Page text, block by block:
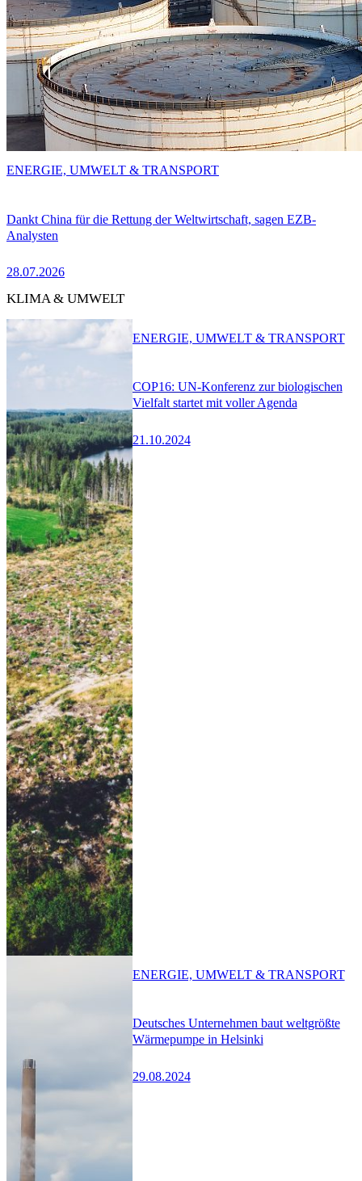
Dankt China für die Rettung der Weltwirtschaft, sagen EZB-
Analysten
28.07.2026
ENERGIE, UMWELT & TRANSPORT
KLIMA & UMWELT
COP16: UN-Konferenz zur biologischen
Vielfalt startet mit voller Agenda
21.10.2024
ENERGIE, UMWELT & TRANSPORT
Deutsches Unternehmen baut weltgrößte
Wärmepumpe in Helsinki
29.08.2024
ENERGIE, UMWELT & TRANSPORT